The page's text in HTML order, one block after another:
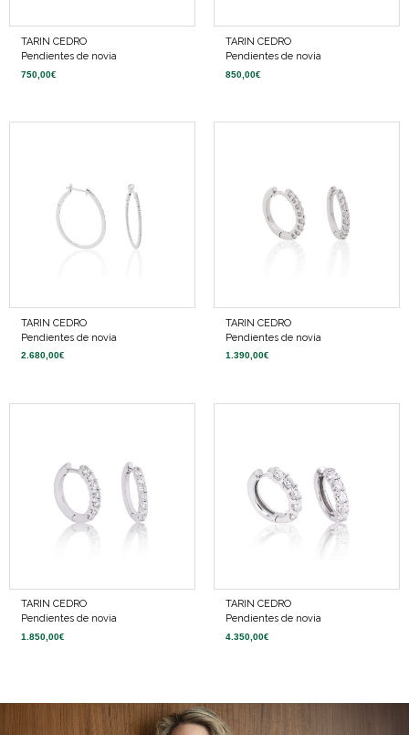
TARIN CEDRO
Pendientes de novia
750,00€
TARIN CEDRO
Pendientes de novia
850,00€
TARIN CEDRO
Pendientes de novia
2.680,00€
TARIN CEDRO
Pendientes de novia
1.390,00€
TARIN CEDRO
Pendientes de novia
1.850,00€
TARIN CEDRO
Pendientes de novia
4.350,00€